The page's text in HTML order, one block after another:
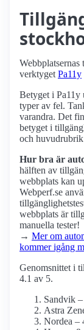
Webbplatsernas
verktyget Pa11y
Betyget i Pa11y
typer av fel.
varandra. Det
betyget i
och huvudrubrik
Hur bra är
hälften av
webbplats kan
Webperf.se
webbplats är
manuella tester!
→ Mer om
kommer igång
Genomsnittet i
4.1 av 5.
Sandvik
Astra
Nordea –